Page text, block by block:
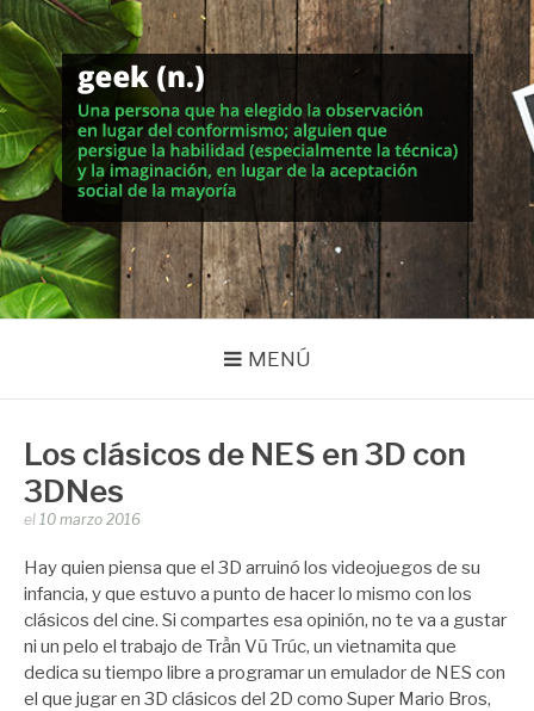
Saltar
al
contenido
MUNDO GEEK
Vida inteligente en la geekosfera
MENÚ
Los clásicos de NES en 3D con
3DNes
Publicado
Zootropo
el 10 marzo 2016
Hay quien piensa que el 3D arruinó los videojuegos de su
infancia, y que estuvo a punto de hacer lo mismo con los
clásicos del cine. Si compartes esa opinión, no te va a gustar
ni un pelo el trabajo de Trần Vũ Trúc, un vietnamita que
dedica su tiempo libre a programar un emulador de NES con
el que jugar en 3D clásicos del 2D como Super Mario Bros,